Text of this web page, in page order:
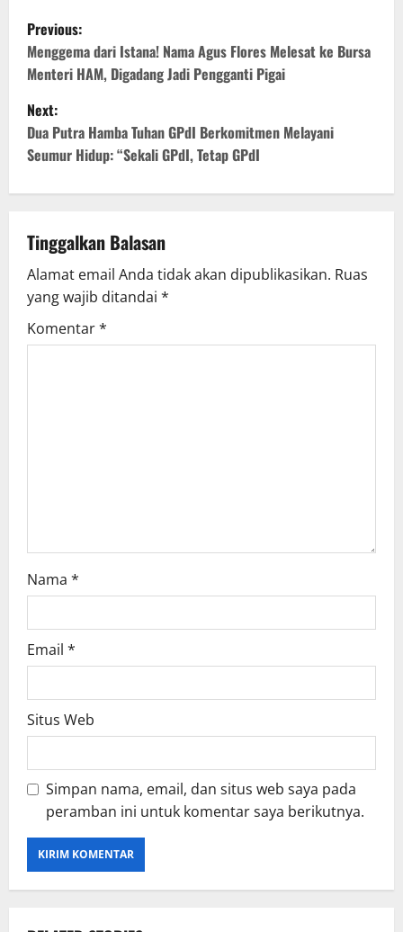
P
o
s
t
n
v
i
g
Previous:
Menggema dari Istana! Nama Agus Flores Melesat ke Bursa
Menteri HAM, Digadang Jadi Pengganti Pigai
Next:
Dua Putra Hamba Tuhan GPdI Berkomitmen Melayani
Seumur Hidup: “Sekali GPdI, Tetap GPdI
Tinggalkan Balasan
Alamat email Anda tidak akan dipublikasikan. Ruas
yang wajib ditandai *
Komentar*
Nama *
Email *
Situs Web
Simpan nama, email, dan situs web saya pada
peramban ini untuk komentar saya berikutnya.